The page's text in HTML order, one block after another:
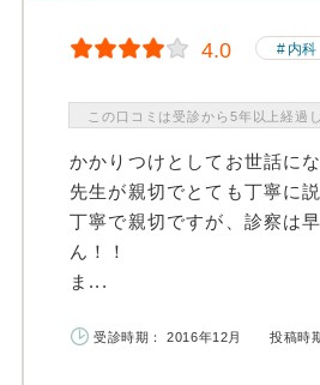
4.0 内科
この口コミは受診から5年以上経過
かかりつけとしてお世話に
先生が親切でとても丁寧に
丁寧で親切ですが、診察は
ん！！
ま...
受診時期： 2016年12月 投稿時